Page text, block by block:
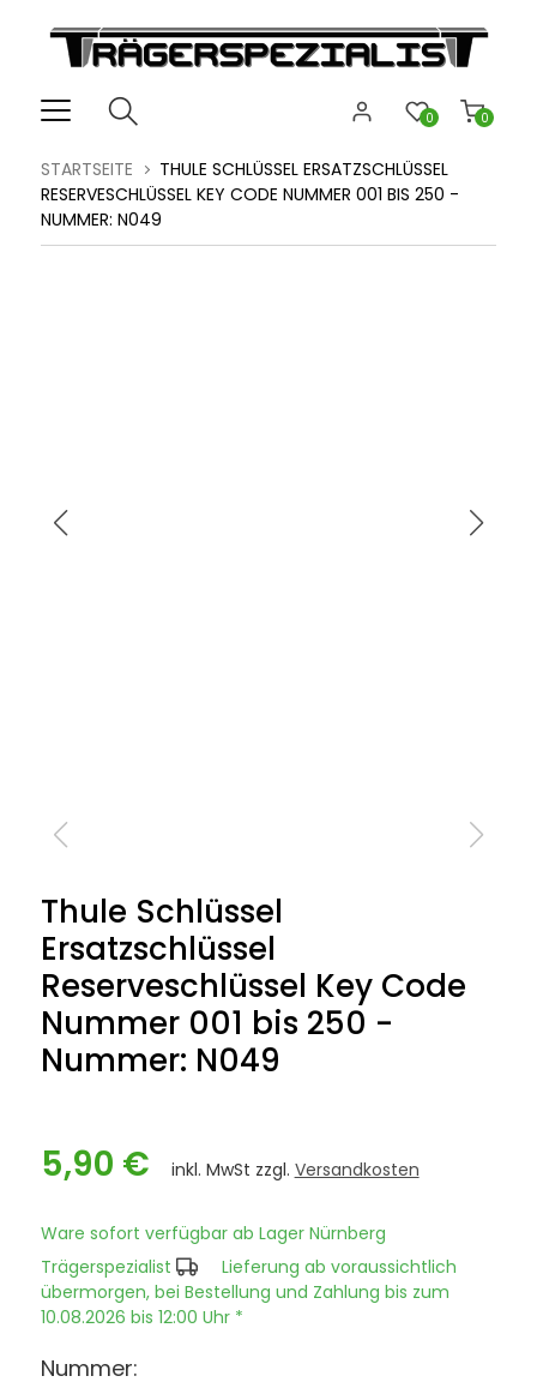
0
0
STARTSEITE
THULE SCHLÜSSEL ERSATZSCHLÜSSEL
RESERVESCHLÜSSEL KEY CODE NUMMER 001 BIS 250 -
NUMMER: N049
Thule Schlüssel
Ersatzschlüssel
Reserveschlüssel Key Code
Nummer 001 bis 250 -
Nummer: N049
5,90 € inkl. MwSt zzgl. Versandkosten
Ware sofort verfügbar ab Lager Nürnberg
Trägerspezialist
Lieferung ab voraussichtlich
übermorgen, bei Bestellung und Zahlung bis zum
10.08.2026 bis 12:00 Uhr *
Nummer: